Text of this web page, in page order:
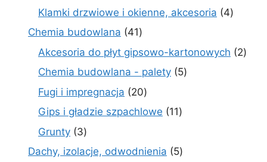
produkty
Klamki drzwiowe i okienne, akcesoria 44
Chemia budowlana 4141
produktów
Akcesoria do płyt gipsowo-kartonowych 22
Chemia budowlana - palety 55
Fugi i impregnacja 2020
produktów
Gips i gładzie szpachlowe 1111
Grunty 33
produkty
Dachy, izolacje, odwodnienia 55